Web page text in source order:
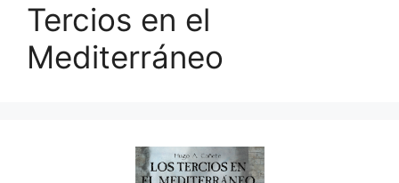
Tercios en el
Mediterráneo